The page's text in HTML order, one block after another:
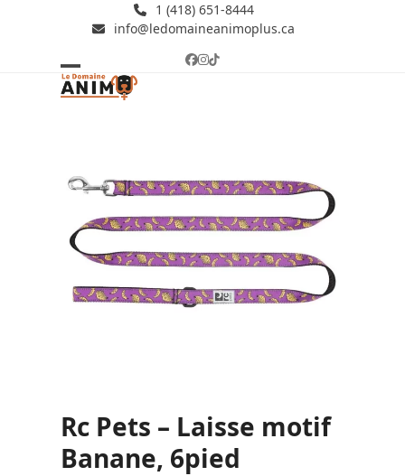
1 (418) 651-8444
info@ledomaineanimoplus.ca
Facebook
Instagram
Tiktok
Open
Close
Rc Pets – Laisse motif
Banane, 6pied